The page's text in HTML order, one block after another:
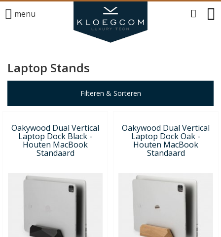
menu
Laptop Stands
Filteren & Sorteren
Oakywood Dual Vertical
Laptop Dock Black -
Houten MacBook
Standaard
Oakywood Dual Vertical
Laptop Dock Oak -
Houten MacBook
Standaard